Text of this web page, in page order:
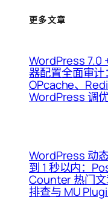
更多文章
WordPress 7.0
器配置全面审计
OPcache、
WordPress 调
WordPress 动
到 1 秒以内：
Counter 热门
排查与 MU